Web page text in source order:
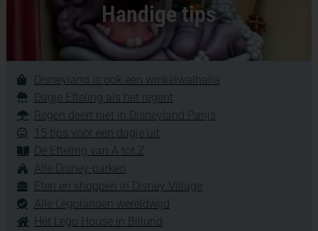
Handige tips
Disneyland is ook een winkelwalhalla
Dagje Efteling als het regent
Regen deert niet in Disneyland Parijs
15 tips voor een dagje uit
De Efteling van A tot Z
Alle Disney-parken
Eten en shoppen in Disney Village
Alle Legolanden wereldwijd
Het Lego House in Billund